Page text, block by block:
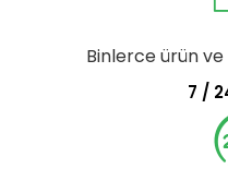
Binlerce ürün
7 /